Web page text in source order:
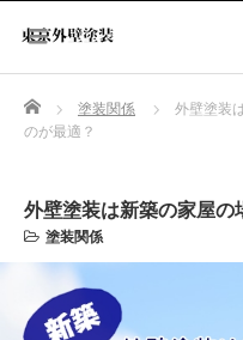
Home 塗装関係
外壁塗装
のが最適？
外壁塗装は新築の家屋の
塗装関係